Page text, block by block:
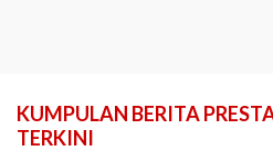
KUMPULAN BERITA
TERKINI